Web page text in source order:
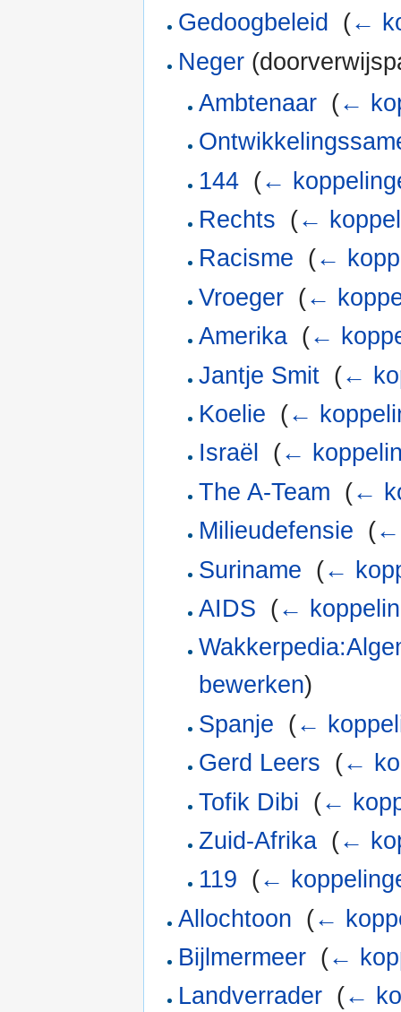
Gedoogbeleid
(←
Neger
Ambtenaar‎ (←
144‎ (←
Rechts (←
Racisme (←
Vroeger‎ (←
Amerika‎ (←
Jantje Smit‎ (←
Koelie (←
Israël
(←
The A-Team (←
Milieudefensie (←
Suriname (←
AIDS (←
bewerken)
Spanje (←
Gerd Leers (←
Tofik Dibi (←
Zuid-Afrika‎ (←
119 (←
Allochtoon (←
Bijlmermeer (←
Landverrader (←